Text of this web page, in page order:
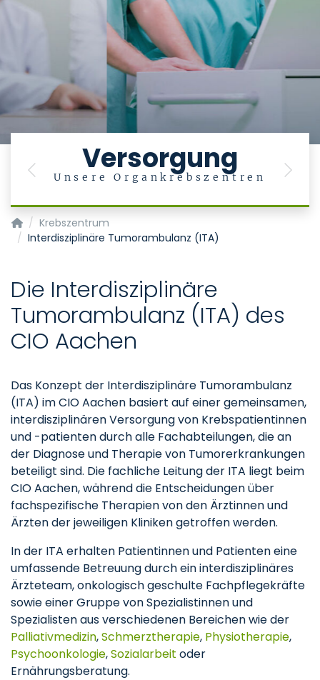
Versorgung
Unsere Organkrebszentren
Previous Next
Krebszentrum - Centrum für Integrierte Onkologie (CIO)
Krebszentrum
Interdisziplinäre Tumorambulanz (ITA)
Die Interdisziplinäre
Tumorambulanz (ITA) des
CIO Aachen
Das Konzept der Interdisziplinäre Tumorambulanz
(ITA) im CIO Aachen basiert auf einer gemeinsamen,
interdisziplinären Versorgung von Krebspatientinnen
und -patienten durch alle Fachabteilungen, die an
der Diagnose und Therapie von Tumorerkrankungen
beteiligt sind. Die fachliche Leitung der ITA liegt beim
CIO Aachen, während die Entscheidungen über
fachspezifische Therapien von den Ärztinnen und
Ärzten der jeweiligen Kliniken getroffen werden.
In der ITA erhalten Patientinnen und Patienten eine
umfassende Betreuung durch ein interdisziplinäres
Ärzteteam, onkologisch geschulte Fachpflegekräfte
sowie einer Gruppe von Spezialistinnen und
Spezialisten aus verschiedenen Bereichen wie der
Palliativmedizin,Schmerztherapie, Physiotherapie,
Psychoonkologie,Sozialarbeit oder
Ernährungsberatung.